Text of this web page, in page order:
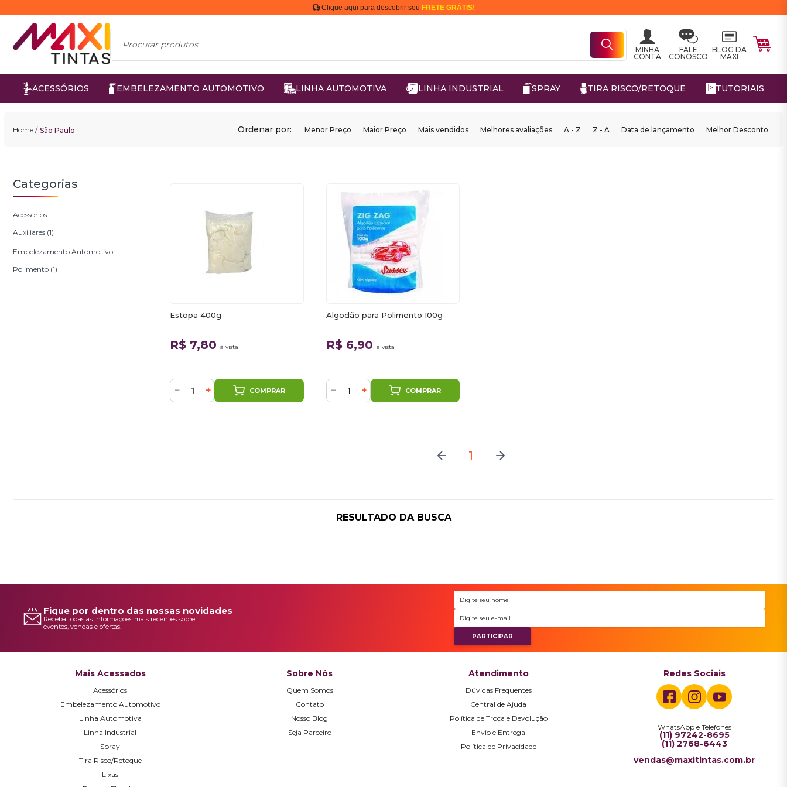
Clique aqui para descobrir seu FRETE GRÁTIS!
MINHA
CONTA
FALE
CONOSCO
BLOG DA
MAXI
ACESSÓRIOS EMBELEZAMENTO AUTOMOTIVO LINHA AUTOMOTIVA LINHA INDUSTRIAL SPRAY TIRA RISCO/RETOQUE TUTORIAIS
São Paulo Ordenar por: Menor Preço Maior Preço Mais vendidos Melhores avaliações A - Z Z - A Data de lançamento Melhor Desconto
Acessórios
Auxiliares (1)
Embelezamento Automotivo
Polimento (1)
Estopa 400g
R$ 7,80 à vista
− + COMPRAR
Algodão para Polimento 100g
R$ 6,90 à vista
− + COMPRAR
1
RESULTADO DA BUSCA
Fique por dentro das nossas novidades
Receba todas as informações mais recentes sobre
eventos, vendas e ofertas.
Mais Acessados
Acessórios
Embelezamento Automotivo
Linha Automotiva
Linha Industrial
Spray
Tira Risco/Retoque
Lixas
Sobre Nós
Quem Somos
Contato
Nosso Blog
Seja Parceiro
Atendimento
Dúvidas Frequentes
Central de Ajuda
Política de Troca e Devolução
Envio e Entrega
Política de Privacidade
Redes Sociais
WhatsApp e Telefones
(11) 97242-8695
(11) 2768-6443
vendas@maxitintas.com.br